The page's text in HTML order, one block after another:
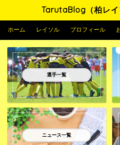
TarutaBlog（柏レイ
ホーム レイソル プロフィール
選手一覧
ニュース一覧